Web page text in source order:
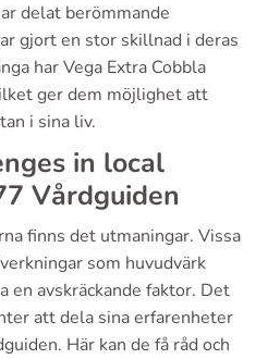
delat berömmande
gjort en stor skillnad i deras
har Vega Extra Cobbla
ger dem möjlighet att
i sina liv.
in local
Vårdguiden
finns det utmaningar. Vissa
som huvudvärk
en avskräckande faktor. Det
att dela sina erfarenheter
Här kan de få råd och